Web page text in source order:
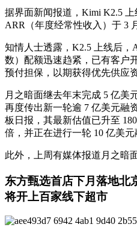
据界面新闻报道，Kimi K2.5
ARR（年度经常性收入）于 3
知情人士透露，K2.5 上线后，
数）配额迅速趋紧，已有客户
预付担保，以期获得优先供应资
月之暗面继去年末完成 5 亿美
再度传出新一轮逾 7 亿美元融
板日报，其最新估值已升至
倍，并正在进行一轮 10 亿美元
此外，上周有媒体报道月之暗
东方甄选首店下月落地北
将开上百家线下超市